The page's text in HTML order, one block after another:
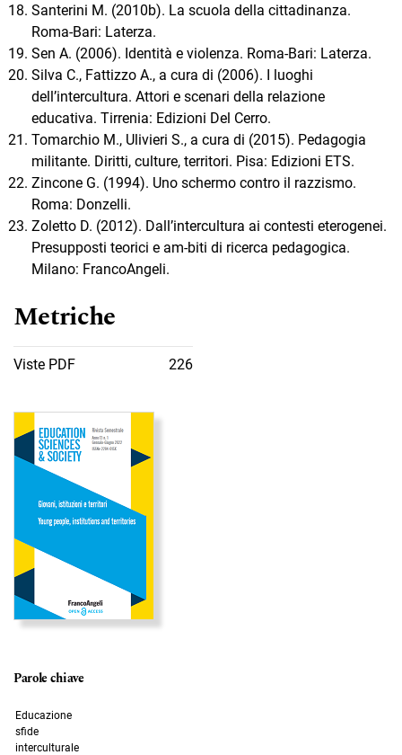
Santerini M. (2010b). La scuola della cittadinanza.
Roma-Bari: Laterza.
Sen A. (2006). Identità e violenza. Roma-Bari: Laterza.
Silva C., Fattizzo A., a cura di (2006). I luoghi
dell’intercultura. Attori e scenari della relazione
educativa. Tirrenia: Edizioni Del Cerro.
Tomarchio M., Ulivieri S., a cura di (2015). Pedagogia
militante. Diritti, culture, territori. Pisa: Edizioni ETS.
Zincone G. (1994). Uno schermo contro il razzismo.
Roma: Donzelli.
Zoletto D. (2012). Dall’intercultura ai contesti eterogenei.
Presupposti teorici e am-biti di ricerca pedagogica.
Milano: FrancoAngeli.
Metriche
Viste PDF 226
Immagine di copertina
Parole chiave
Educazione
sfide
interculturale